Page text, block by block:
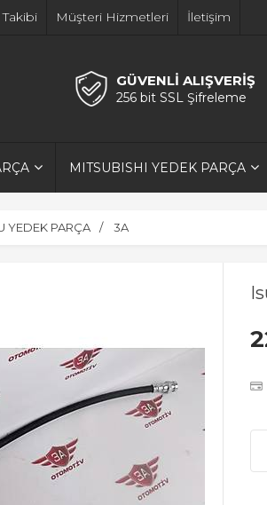
Müşteri Hizmetleri İletişim
GÜVENLİ ALIŞVERİŞ
256 bit SSL Şifreleme
MITSUBISHI YEDEK PARÇA
YEDEK PARÇA 3A